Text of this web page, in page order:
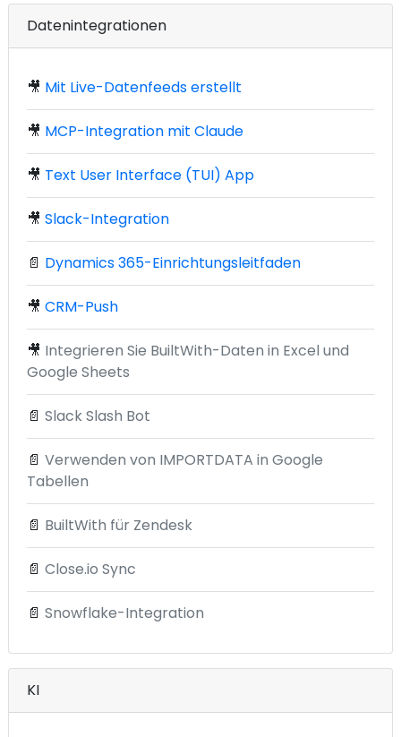
Datenintegrationen
🎥 Mit Live-Datenfeeds erstellt
🎥 MCP-Integration mit Claude
🎥 Text User Interface (TUI) App
🎥 Slack-Integration
📄 Dynamics 365-Einrichtungsleitfaden
🎥 CRM-Push
🎥 Integrieren Sie BuiltWith-Daten in Excel und
Google Sheets
📄 Slack Slash Bot
📄 Verwenden von IMPORTDATA in Google
Tabellen
📄 BuiltWith für Zendesk
📄 Close.io Sync
📄 Snowflake-Integration
KI